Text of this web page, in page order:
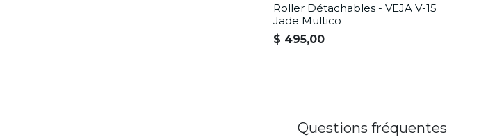
Roller Détachables - VEJA V-15
Jade Multico
$ 495,00
Questions fréquentes